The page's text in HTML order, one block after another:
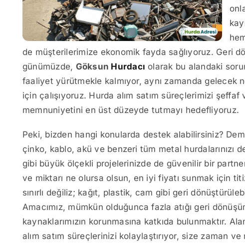
de müşterilerimize ekonomik fayda sağlıyoruz. Geri
günümüzde, Göksun Hurdacı olarak bu alandaki
faaliyet yürütmekle kalmıyor, aynı zamanda gelecek
için çalışıyoruz. Hurda alım satım süreçlerimizi
memnuniyetini en üst düzeyde tutmayı hedefliyoruz.
Peki, bizden hangi konularda destek alabilirsiniz?
çinko, kablo, akü ve benzeri tüm metal hurdalarınızı
gibi büyük ölçekli projelerinizde de güvenilir bir
ve miktarı ne olursa olsun, en iyi fiyatı sunmak için
sınırlı değiliz; kağıt, plastik, cam gibi geri
Amacımız, mümkün olduğunca fazla atığı geri
kaynaklarımızın korunmasına katkıda bulunmaktır.
alım satım süreçlerinizi kolaylaştırıyor, size zaman